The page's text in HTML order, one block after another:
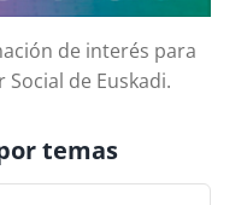
de interés para
de Euskadi.
temas